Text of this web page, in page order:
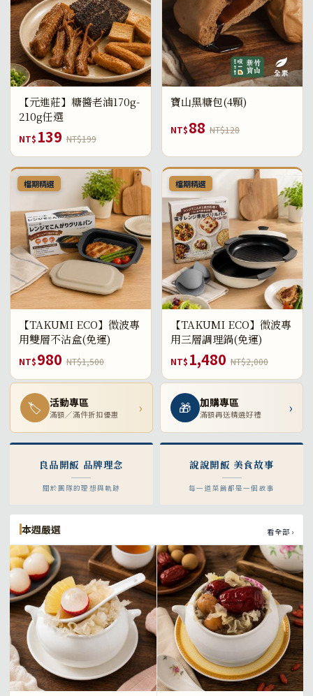
【元進莊】糖醬老滷170g-
210g任選
NT$ 139 NT$199
寶山黑糖包(4顆)
NT$88 NT$128
檔期精選
【TAKUMI ECO】微波專
用雙層不沾盒(免運)
NT$980 NT$1,500
檔期精選
【TAKUMI ECO】微波專
用三層調理鍋(免運)
NT$ 1,480 NT$2,000
🏷 活動專區
滿額／滿件折扣優惠 › 🎁 加購專區
滿額再送精選好禮 ›
良品開飯 品牌理念
關於團隊的理想與軌跡
說說開飯 美食故事
每一道菜餚都是一個故事
本週嚴選 看全部 ›